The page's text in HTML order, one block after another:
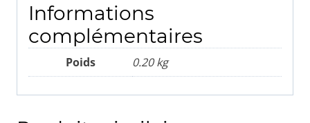
Informations
complémentaires
Poids 0.20 kg